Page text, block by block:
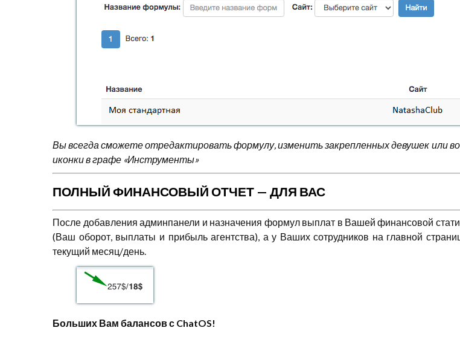
Вы всегда сможете отредактировать формулу, изменить закрепленных девушек или
иконки в графе «Инструменты»
ПОЛНЫЙ ФИНАНСОВЫЙ ОТЧЕТ — ДЛЯ ВАС
После добавления админпанели и назначения формул выплат в Вашей финансовой
(Ваш оборот, выплаты и прибыль агентства), а у Ваших сотрудников на главной
текущий месяц/день.
Больших Вам балансов с ChatOS!